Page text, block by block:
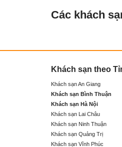
Các khách
Khách sạn theo
Khách sạn An Giang
Khách sạn Bình Thuận
Khách sạn Hà Nội
Khách sạn Lai Châu
Khách sạn Ninh Thuận
Khách sạn Quảng Trị
Khách sạn Vĩnh Phúc